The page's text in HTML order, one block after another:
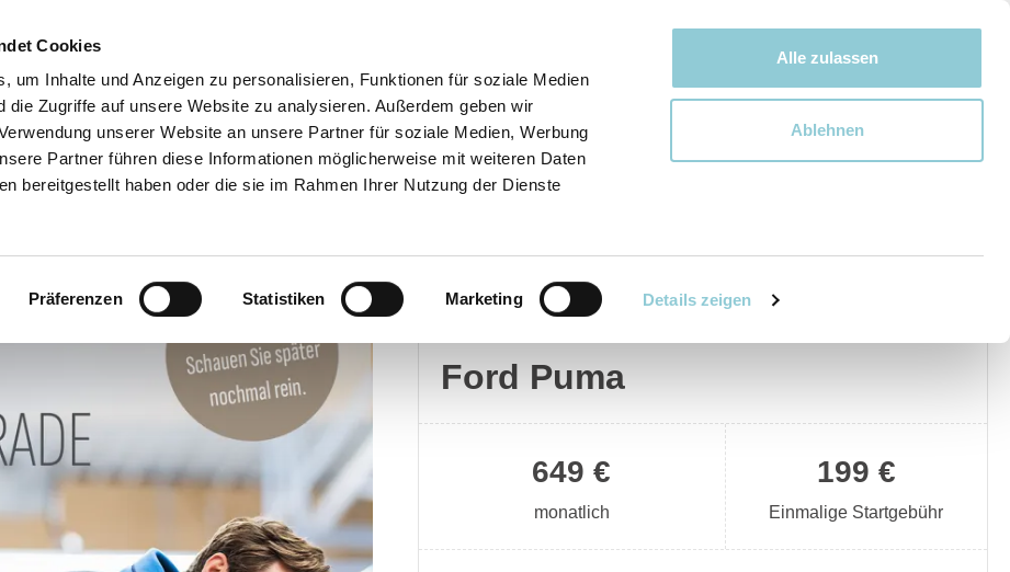
Cookies
um Inhalte und Anzeigen zu personalisieren, Funktionen für soziale Medien
die Zugriffe auf unsere Website zu analysieren. Außerdem geben wir
unserer Website an unsere Partner für soziale Medien, Werbung
Partner führen diese Informationen möglicherweise mit weiteren Daten
bereitgestellt haben oder die sie im Rahmen Ihrer Nutzung der Dienste
Präferenzen Statistiken Marketing Details zeigen
Alle zulassen
Ablehnen
Bewegen bewegt uns!
Kontakt
Ford Puma
199 €
Einmalige Startgebühr
649 €
monatlich